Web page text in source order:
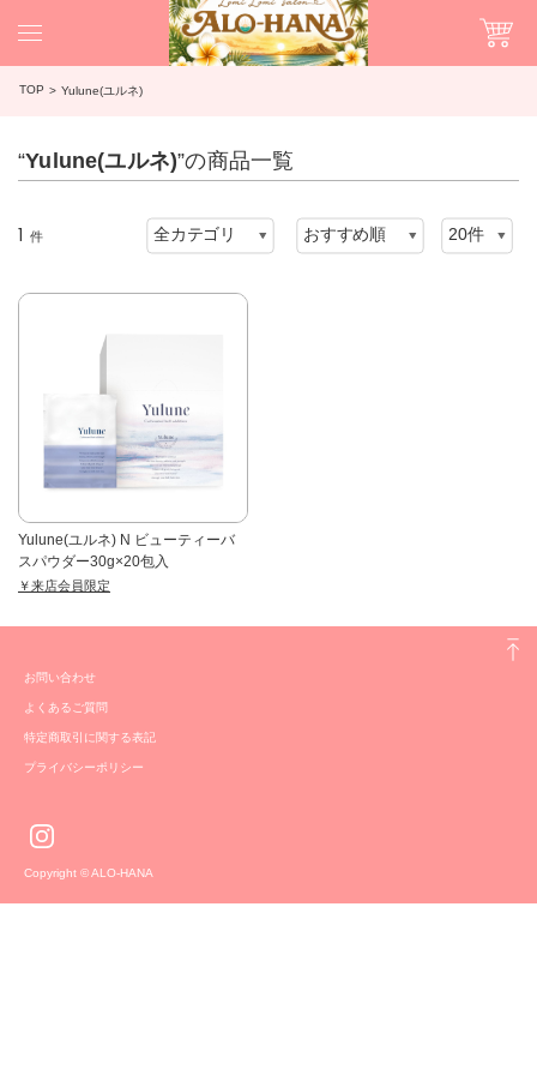
TOP Yulune(ユルネ)
“Yulune(ユルネ)”の商品一覧
1 件
Yulune(ユルネ) N ビューティーバ
スパウダー30g×20包入
￥来店会員限定
お問い合わせ
よくあるご質問
特定商取引に関する表記
プライバシーポリシー
Copyright © ALO-HANA